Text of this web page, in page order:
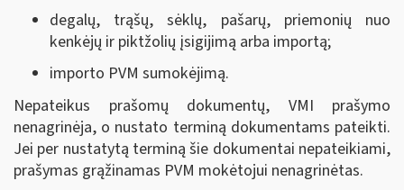
degalų, trąšų, sėklų, pašarų, priemonių nuo
kenkėjų ir piktžolių įsigijimą arba importą;
importo PVM sumokėjimą.
Nepateikus prašomų dokumentų, VMI prašymo
nenagrinėja, o nustato terminą dokumentams pateikti.
Jei per nustatytą terminą šie dokumentai nepateikiami,
prašymas grąžinamas PVM mokėtojui nenagrinėtas.